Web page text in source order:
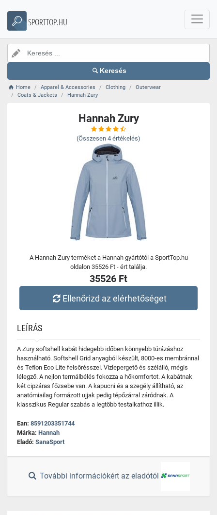
SPORTTOP.HU
Keresés
Home Apparel & Accessories Clothing
Outerwear
Coats & Jackets
Hannah Zury
Hannah Zury
(Összesen 4 értékelés)
A Hannah Zury terméket a Hannah gyártótól a SportTop.hu
oldalon 35526 Ft - ért találja.
35526 Ft
Ellenőrizd az elérhetőséget
LEÍRÁS
A Zury softshell kabát hidegebb időben könnyebb túrázáshoz
használható. Softshell Grid anyagból készült, 8000-es membránnal
és Teflon Eco Lite felsőrésszel. Vízlepergető és szélálló, mégis
lélegző. A nejlon termálbélés fokozza a hőkomfortot. A kabátnak
két cipzáras főzsebe van. A kapucni és a szegély állítható, az
anatómiailag formázott ujjak pedig tépőzárral záródnak. A
klasszikus Regular szabás a legtöbb testalkathoz illik.
Ean: 8591203351744
Márka: Hannah
Eladó: SanaSport
További információkért az eladótól